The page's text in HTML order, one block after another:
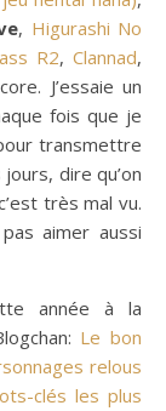
, Higurashi No
R2, Clannad,
J’essaie un
fois que je
transmettre
dire qu’on
très mal vu.
pas aimer aussi
année à la
Le bon
relous
clés les plus